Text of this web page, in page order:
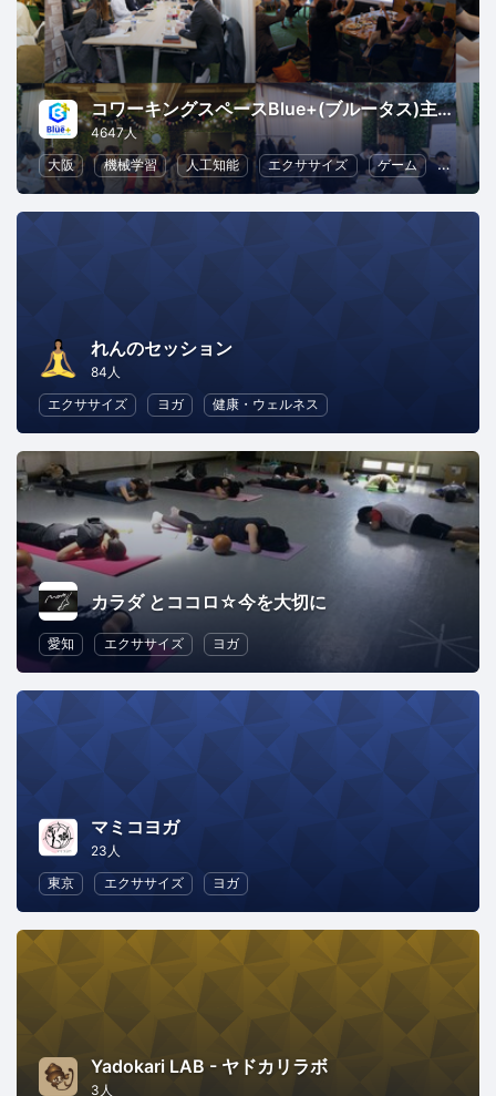
コワーキングスペースBlue+(ブルータス)主催イベント
4647人
大阪
機械学習 人工知能 エクササイズ ゲーム 異業種
れんのセッション
84人
エクササイズ
ヨガ 健康・ウェルネス
カラダ とココロ☆今を大切に
愛知 エクササイズ ヨガ
マミコヨガ
23人
東京
エクササイズ ヨガ
Yadokari LAB - ヤドカリラボ
3人